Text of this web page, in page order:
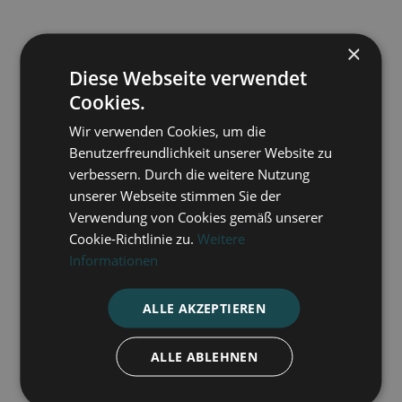
Die Kirche - ein Ort der Hoffnung in
Transnistrien
Mehr lesen
×
Diese Webseite verwendet
Cookies.
Wir verwenden Cookies, um die
Benutzerfreundlichkeit unserer Website zu
verbessern. Durch die weitere Nutzung
unserer Webseite stimmen Sie der
Verwendung von Cookies gemäß unserer
Cookie-Richtlinie zu.Weitere
Informationen
ALLE AKZEPTIEREN
ALLE ABLEHNEN